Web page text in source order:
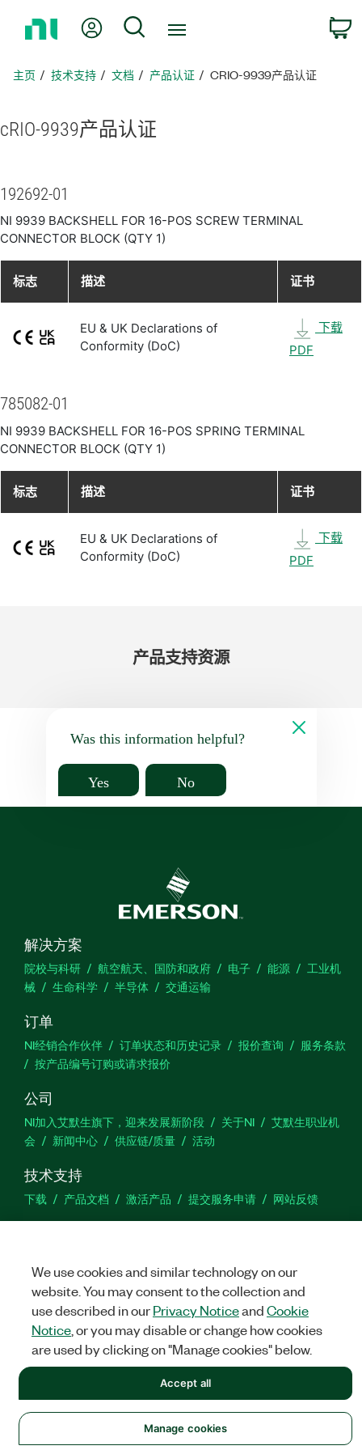
页
我的账户 搜索
主页 技术支持 文档 产品认证 CRIO-9939产品认证
cRIO-9939产品认证
192692-01
NI 9939 BACKSHELL FOR 16-POS SCREW TERMINAL
CONNECTOR BLOCK (QTY 1)
标志 描述 证书
EU & UK Declarations of
Conformity (DoC)
下载
PDF
785082-01
NI 9939 BACKSHELL FOR 16-POS SPRING TERMINAL
CONNECTOR BLOCK (QTY 1)
标志 描述 证书
EU & UK Declarations of
Conformity (DoC)
下载
PDF
产品​支持​资源
Was this information helpful?
Yes No
解决方案
院校与科研 航空航天、国防和政府 电子 能源
工业机
械
生命科学 半导体 交通运输
订单
NI经销合作伙伴 订单状态和历史记录 报价查询
服务条款
按产品编号订购或请求报价
公司
NI加入艾默生旗下，迎来发展新阶段 关于NI
艾默生职业机
会
新闻中心 供应链/质量 活动
技术支持
下载 产品文档 激活产品 提交服务申请 网站反馈
IMPRINT 中国特定隐私声明
cookies
©NATIONAL INSTRUMENTS CORP. 恩艾 (中国) 仪器有限公司 版权所
有.沪ICP备09002359号. 沪公网安备 31011502018878号
We use cookies and similar technology on our
website. You may consent to the collection and
use described in ourPrivacy NoticeandCookie
Notice, or you may disable or change how cookies
are used by clicking on "Manage cookies" below.
Manage cookies
Accept all